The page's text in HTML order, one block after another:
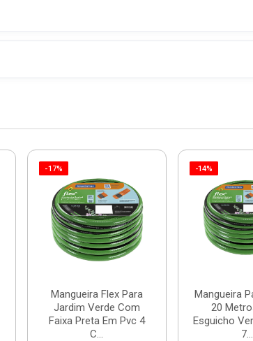
-17%
Mangueira Flex Para
Jardim Verde Com
Faixa Preta Em Pvc 4
C...
-14%
Mangueira
20
Esguicho
7...